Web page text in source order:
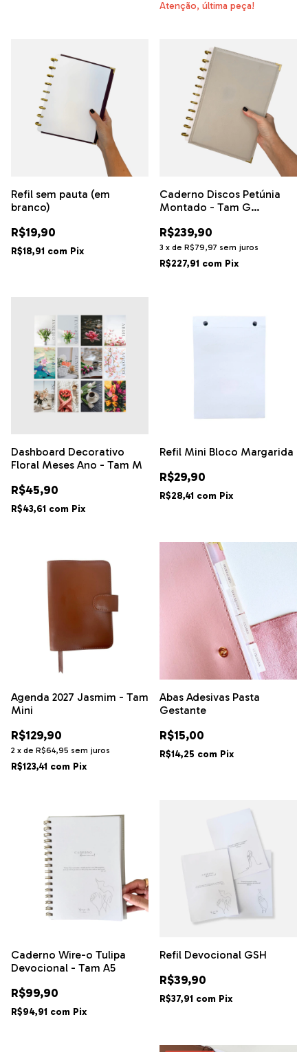
Atenção, última peça!
Refil sem pauta (em
branco)
R$19,90
R$18,91 com Pix
Caderno Discos Petúnia
Montado - Tam G
R$239,90
3 x de R$79,97 sem juros
R$227,91 com Pix
Dashboard Decorativo
Floral Meses Ano - Tam M
R$45,90
R$43,61 com Pix
Refil Mini Bloco Margarida
R$29,90
R$28,41 com Pix
Agenda 2027 Jasmim - Tam
Mini
R$129,90
2 x de R$64,95 sem juros
R$123,41 com Pix
Abas Adesivas Pasta
Gestante
R$15,00
R$14,25 com Pix
Caderno Wire-o Tulipa
Devocional - Tam A5
R$99,90
R$94,91 com Pix
Refil Devocional GSH
R$39,90
R$37,91 com Pix